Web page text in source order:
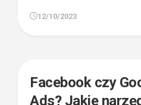
12/10/2023
Facebook czy
Ads? Jakie